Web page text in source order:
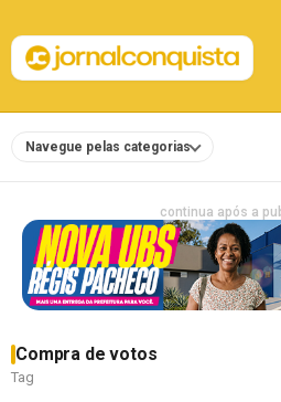
Navegue pelas categorias
continua após a
Compra de votos
Tag